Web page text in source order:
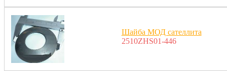
Шайба МОД сателлита
2510ZHS01-446